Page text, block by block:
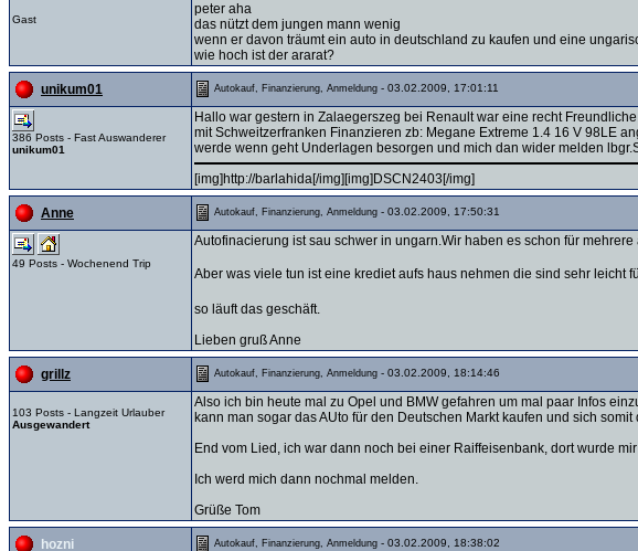
Gast
peter aha
das nützt dem jungen mann wenig
wenn er davon träumt ein auto in deutschland zu kaufen und eine
wie hoch ist der ararat?
unikum01 Autokauf, Finanzierung, Anmeldung - 03.02.2009, 17:01:11
386 Posts - Fast Auswanderer
unikum01
Hallo war gestern in Zalaegerszeg bei Renault war eine recht
mit Schweitzerfranken Finanzieren zb: Megane Extreme 1.4 16 V 98LE
werde wenn geht Underlagen besorgen und mich dan wider melden
[img]http://barlahida[/img][img]DSCN2403[/img]
Anne Autokauf, Finanzierung, Anmeldung - 03.02.2009, 17:50:31
49 Posts - Wochenend Trip
Autofinacierung ist sau schwer in ungarn.Wir haben es schon für
Aber was viele tun ist eine krediet aufs haus nehmen die sind sehr
so läuft das geschäft.
Lieben gruß Anne
grillz Autokauf, Finanzierung, Anmeldung - 03.02.2009, 18:14:46
103 Posts - Langzeit Urlauber
Ausgewandert
Also ich bin heute mal zu Opel und BMW gefahren um mal paar Infos
kann man sogar das AUto für den Deutschen Markt kaufen und sich
End vom Lied, ich war dann noch bei einer Raiffeisenbank, dort wurde
Ich werd mich dann nochmal melden.
Grüße Tom
hozni Autokauf, Finanzierung, Anmeldung - 03.02.2009, 18:38:02